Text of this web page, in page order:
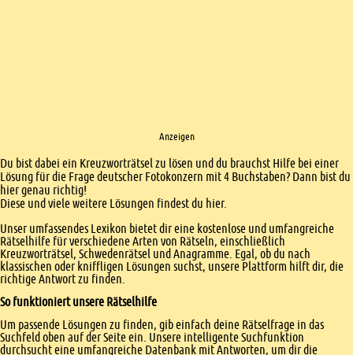
Anzeigen
Einleitung
Du bist dabei ein Kreuzworträtsel zu lösen und du brauchst Hilfe bei einer
Lösung für die Frage deutscher Fotokonzern mit 4 Buchstaben? Dann bist du
hier genau richtig!
Diese und viele weitere Lösungen findest du hier.
Unser umfassendes Lexikon bietet dir eine kostenlose und umfangreiche
Rätselhilfe für verschiedene Arten von Rätseln, einschließlich
Kreuzworträtsel, Schwedenrätsel und Anagramme. Egal, ob du nach
klassischen oder kniffligen Lösungen suchst, unsere Plattform hilft dir, die
richtige Antwort zu finden.
So funktioniert unsere Rätselhilfe
Um passende Lösungen zu finden, gib einfach deine Rätselfrage in das
Suchfeld oben auf der Seite ein. Unsere intelligente Suchfunktion
durchsucht eine umfangreiche Datenbank mit Antworten, um dir die